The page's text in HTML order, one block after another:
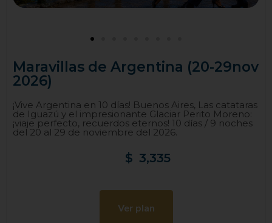
Maravillas de Argentina (20-29nov
2026)
¡Vive Argentina en 10 días! Buenos Aires, Las catataras
de Iguazú y el impresionante Glaciar Perito Moreno:
¡viaje perfecto, recuerdos eternos! 10 días / 9 noches
del 20 al 29 de noviembre del 2026.
$ 3,335
Ver plan